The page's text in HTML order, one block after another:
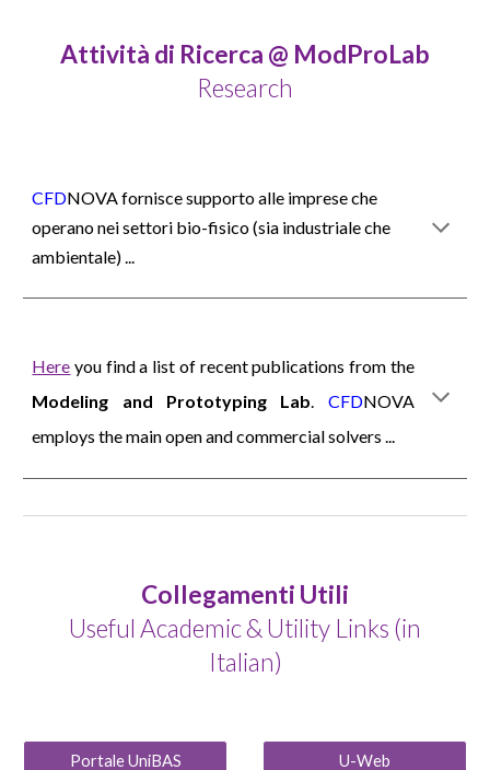
Attività di Ricerca @ ModProLab
Research
CFDNOVA fornisce supporto alle imprese che
operano nei settori bio-fisico (sia industriale che
ambientale) ...
Here you find a list of recent publications from the
Modeling and Prototyping Lab. CFDNOVA
employs the main open and commercial solvers ...
Collegamenti Utili
Useful Academic & Utility Links (in
Italian)
Portale UniBAS U-Web